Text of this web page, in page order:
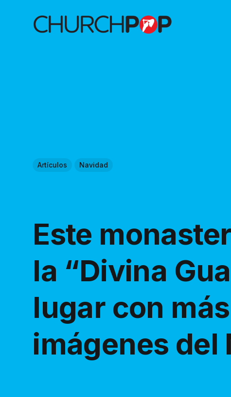
Artículos Navidad
Este
la “Divina
lugar con
imágenes del